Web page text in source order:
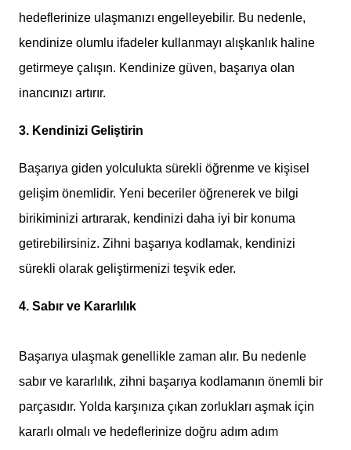
hedeflerinize ulaşmanızı engelleyebilir. Bu nedenle,
kendinize olumlu ifadeler kullanmayı alışkanlık haline
getirmeye çalışın. Kendinize güven, başarıya olan
inancınızı artırır.
3. Kendinizi Geliştirin
Başarıya giden yolculukta sürekli öğrenme ve kişisel
gelişim önemlidir. Yeni beceriler öğrenerek ve bilgi
birikiminizi artırarak, kendinizi daha iyi bir konuma
getirebilirsiniz. Zihni başarıya kodlamak, kendinizi
sürekli olarak geliştirmenizi teşvik eder.
4. Sabır ve Kararlılık
Başarıya ulaşmak genellikle zaman alır. Bu nedenle
sabır ve kararlılık, zihni başarıya kodlamanın önemli bir
parçasıdır. Yolda karşınıza çıkan zorlukları aşmak için
kararlı olmalı ve hedeflerinize doğru adım adım